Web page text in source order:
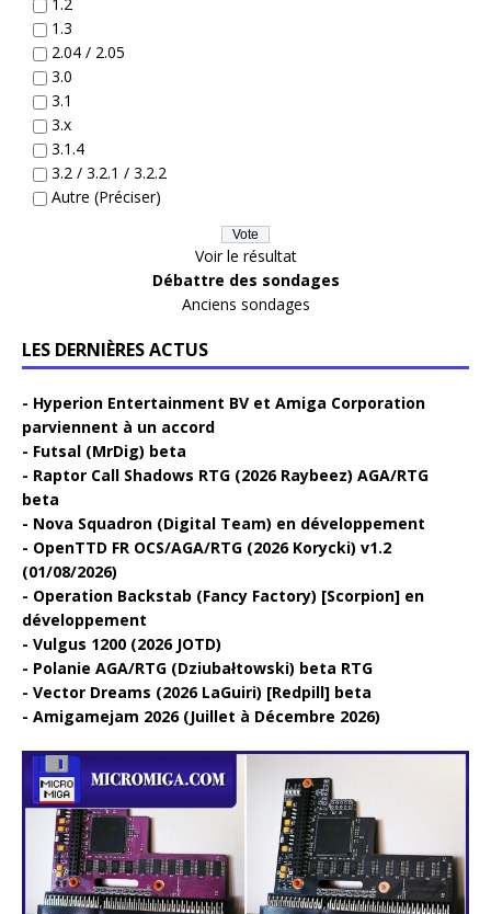
1.2
1.3
2.04 / 2.05
3.0
3.1
3.x
3.1.4
3.2 / 3.2.1 / 3.2.2
Autre (Préciser)
Voir le résultat
Débattre des sondages
Anciens sondages
LES DERNIÈRES ACTUS
Hyperion Entertainment BV et Amiga Corporation
parviennent à un accord
Futsal (MrDig) beta
Raptor Call Shadows RTG (2026 Raybeez) AGA/RTG
beta
Nova Squadron (Digital Team) en développement
OpenTTD FR OCS/AGA/RTG (2026 Korycki) v1.2
(01/08/2026)
Operation Backstab (Fancy Factory) [Scorpion] en
développement
Vulgus 1200 (2026 JOTD)
Polanie AGA/RTG (Dziubałtowski) beta RTG
Vector Dreams (2026 LaGuiri) [Redpill] beta
Amigamejam 2026 (Juillet à Décembre 2026)